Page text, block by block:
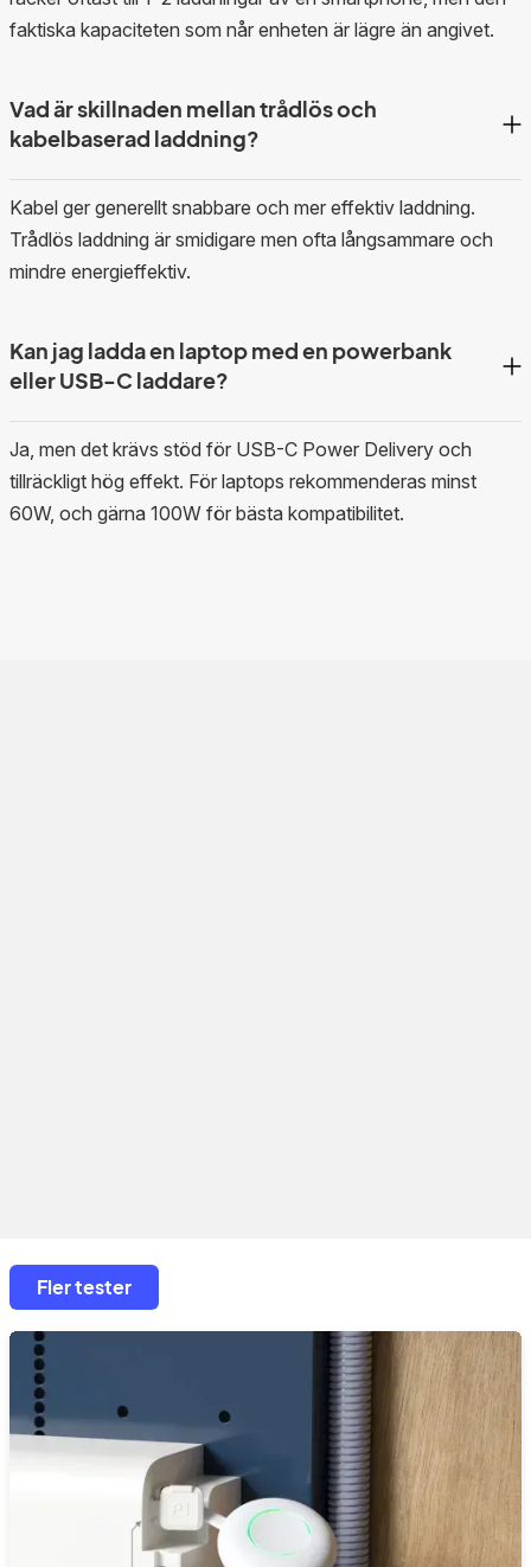
faktiska kapaciteten som når enheten är lägre än angivet.
Vad är skillnaden mellan trådlös och
kabelbaserad laddning?
Kabel ger generellt snabbare och mer effektiv laddning.
Trådlös laddning är smidigare men ofta långsammare och
mindre energieffektiv.
Kan jag ladda en laptop med en powerbank
eller USB-C laddare?
Ja, men det krävs stöd för USB-C Power Delivery och
tillräckligt hög effekt. För laptops rekommenderas minst
60W, och gärna 100W för bästa kompatibilitet.
Fler tester